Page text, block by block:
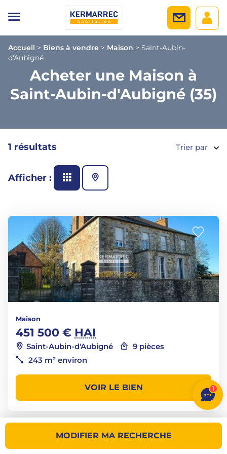
Accueil > Biens à vendre > Maison > Saint-Aubin-
d'Aubigné
Acheter une Maison à
Saint-Aubin-d'Aubigné (35)
MODIFIER MA RECHERCHE
1 résultats Trier par
Afficher :
Maison
451 500 € HAI
Saint-Aubin-d'Aubigné
9 pièces
243 m² environ
VOIR LE BIEN 1